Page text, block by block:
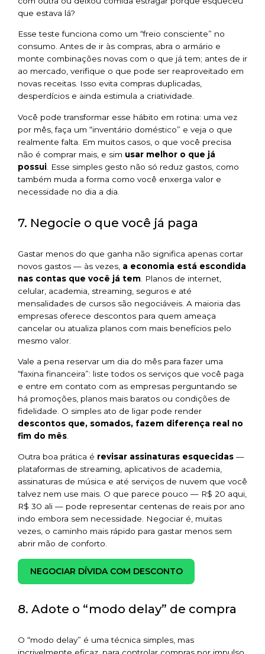
que estava lá?
Esse teste funciona como um “freio consciente” no
consumo. Antes de ir às compras, abra o armário e
monte combinações novas com o que já tem; antes de ir
ao mercado, verifique o que pode ser reaproveitado em
novas receitas. Isso evita compras duplicadas,
desperdícios e ainda estimula a criatividade.
Você pode transformar esse hábito em rotina: uma vez
por mês, faça um “inventário doméstico” e veja o que
realmente falta. Em muitos casos, o que você precisa
não é comprar mais, e sim usar melhor o que já
possui . Esse simples gesto não só reduz gastos, como
também muda a forma como você enxerga valor e
necessidade no dia a dia.
7. Negocie o que você já paga
Gastar menos do que ganha não significa apenas cortar
novos gastos — às vezes, a economia está escondida
nas contas que você já tem . Planos de internet,
celular, academia, streaming, seguros e até
mensalidades de cursos são negociáveis. A maioria das
empresas oferece descontos para quem ameaça
cancelar ou atualiza planos com mais benefícios pelo
mesmo valor.
Vale a pena reservar um dia do mês para fazer uma
“faxina financeira”: liste todos os serviços que você paga
e entre em contato com as empresas perguntando se
há promoções, planos mais baratos ou condições de
fidelidade. O simples ato de ligar pode render
descontos que, somados, fazem diferença real no
fim do mês
Outra boa prática é revisar assinaturas esquecidas —
plataformas de streaming, aplicativos de academia,
assinaturas de música e até serviços de nuvem que você
talvez nem use mais. O que parece pouco — R$ 20 aqui,
R$ 30 ali — pode representar centenas de reais por ano
indo embora sem necessidade. Negociar é, muitas
vezes, o caminho mais rápido para gastar menos sem
abrir mão de conforto.
NEGOCIAR DÍVIDA COM DESCONTO
8. Adote o “modo delay” de compra
O “modo delay” é uma técnica simples, mas